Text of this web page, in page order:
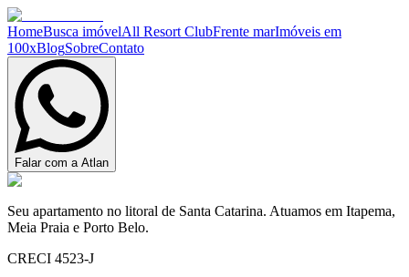
HomeBusca imóvelAll Resort ClubFrente marImóveis em
100xBlogSobreContato
Falar com a Atlan
Seu apartamento no litoral de Santa Catarina. Atuamos em Itapema,
Meia Praia e Porto Belo.
CRECI 4523-J